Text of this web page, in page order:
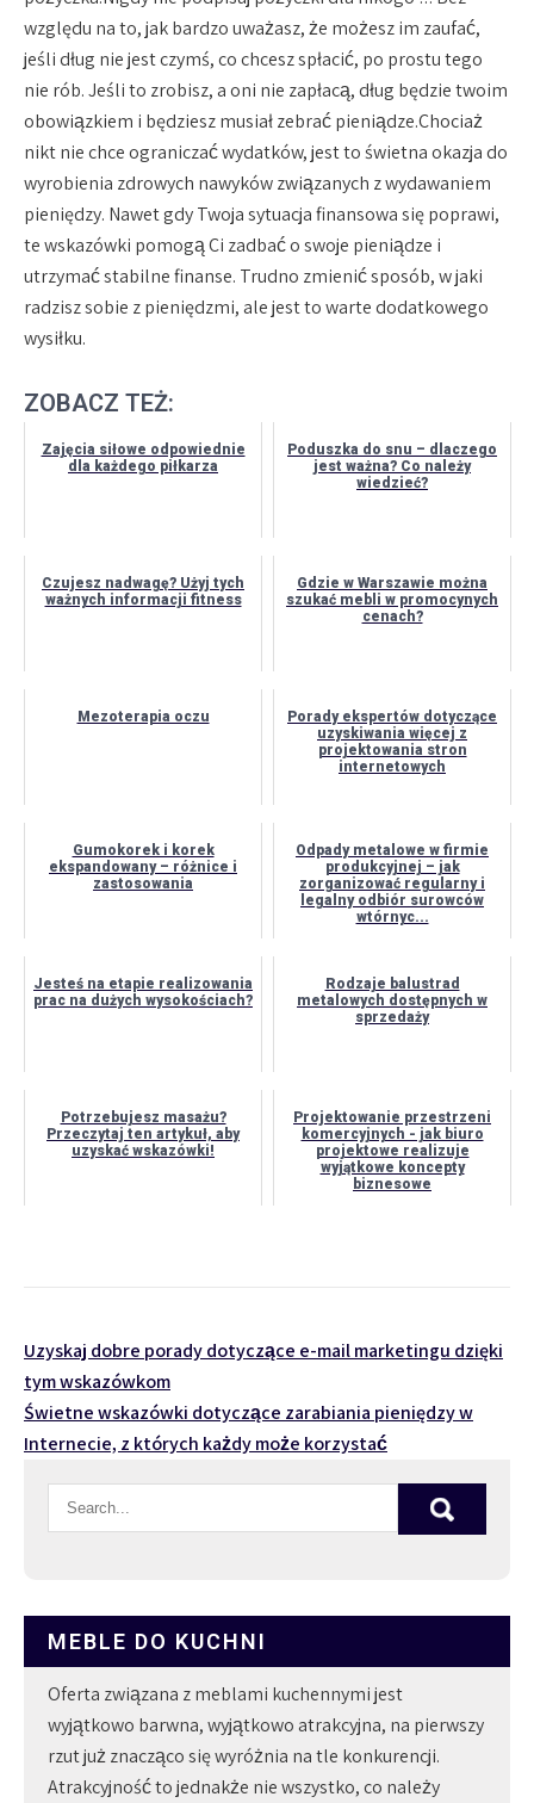
względu na to, jak bardzo uważasz, że możesz im zaufać,
jeśli dług nie jest czymś, co chcesz spłacić, po prostu tego
nie rób. Jeśli to zrobisz, a oni nie zapłacą, dług będzie twoim
obowiązkiem i będziesz musiał zebrać pieniądze.Chociaż
nikt nie chce ograniczać wydatków, jest to świetna okazja do
wyrobienia zdrowych nawyków związanych z wydawaniem
pieniędzy. Nawet gdy Twoja sytuacja finansowa się poprawi,
te wskazówki pomogą Ci zadbać o swoje pieniądze i
utrzymać stabilne finanse. Trudno zmienić sposób, w jaki
radzisz sobie z pieniędzmi, ale jest to warte dodatkowego
wysiłku.
ZOBACZ TEŻ:
Zajęcia siłowe odpowiednie
dla każdego piłkarza
Poduszka do snu – dlaczego
jest ważna? Co należy
wiedzieć?
Czujesz nadwagę? Użyj tych
ważnych informacji fitness
Gdzie w Warszawie można
szukać mebli w promocynych
cenach?
Mezoterapia oczu
Porady ekspertów dotyczące
uzyskiwania więcej z
projektowania stron
internetowych
Gumokorek i korek
ekspandowany – różnice i
zastosowania
Odpady metalowe w firmie
produkcyjnej – jak
zorganizować regularny i
legalny odbiór surowców
wtórnyc...
Jesteś na etapie realizowania
prac na dużych wysokościach?
Rodzaje balustrad
metalowych dostępnych w
sprzedaży
Potrzebujesz masażu?
Przeczytaj ten artykuł, aby
uzyskać wskazówki!
Projektowanie przestrzeni
komercyjnych - jak biuro
projektowe realizuje
wyjątkowe koncepty
biznesowe
Nawigacja
wpisu
Uzyskaj dobre porady dotyczące e-mail marketingu dzięki
tym wskazówkom
Świetne wskazówki dotyczące zarabiania pieniędzy w
Internecie, z których każdy może korzystać
MEBLE DO KUCHNI
Oferta związana z meblami kuchennymi jest
wyjątkowo barwna, wyjątkowo atrakcyjna, na pierwszy
rzut już znacząco się wyróżnia na tle konkurencji.
Atrakcyjność to jednakże nie wszystko, co należy